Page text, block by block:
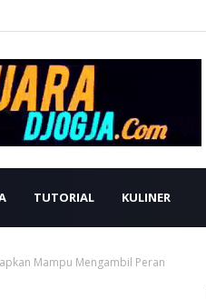
TUTORIAL KULINER
Mampu Mengambil Peran